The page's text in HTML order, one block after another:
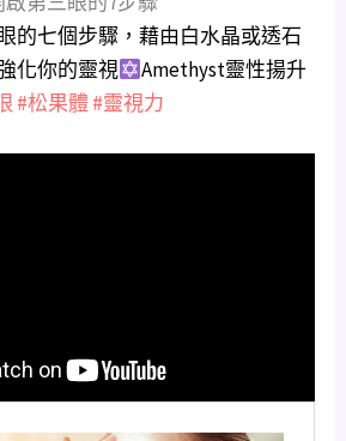
的七個步驟，藉由白水晶或透石
化你的靈視
Amethyst靈性揚升
#松果體#靈視力